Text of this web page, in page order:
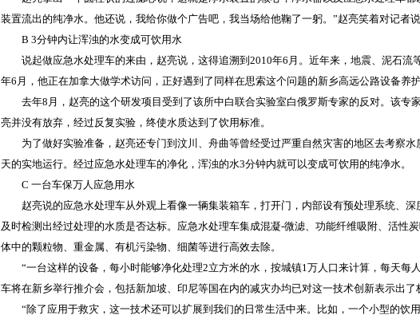
装置流出的纯净水。他还说，我给你做个广告吧，我当场给他鞠了一躬。”赵亮笑着对记者说
B 3分钟内让浑浊的水变成可饮用水
说起做应急水处理车的来由，赵亮说，这得追溯到2010年6月。近年来，地震、泥石流
年6月，他正在加拿大做学术访问，正好遇到了同样在思索这个问题的新乡高远公路设备养
去年8月，赵亮的这个研发项目受到了该所中白联合实验室白俄罗斯专家的反对。该专
亮并没有放弃，经过反复实验，终使水质达到了饮用标准。
为了做好实验准备，赵亮还专门到汶川、舟曲等曾经受过严重自然灾害的地区去考察水
天的实地运行。经过应急水处理车的净化，浑浊的水3分钟内就可以变成可饮用的纯净水。
C 一台车保万人应急用水
赵亮说的应急水处理车从外观上看像一辆集装箱车，打开门，内部设有预处理系统、深
及时检测出经过处理的水质是否达标。应急水处理车集成混凝-微滤、功能纤维吸附、活性
体中的颗粒物、重金属、有机污染物、细菌等进行高效去除。
“一台这样的设备，每小时能够净化处理2立方米的水，按城镇1万人口来计算，每天每
车将在新乡举行推介会，包括新加坡、印尼等国在内的减灾办均已对这一技术创新表示出了
“除了应用于救灾，这一技术还可以扩展到我们的日常生活中来。比如，一个小型的饮